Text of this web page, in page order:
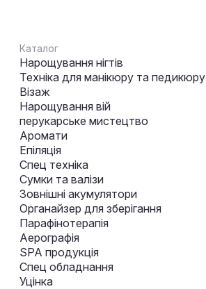
Каталог
Нарощування нігтів
Техніка для манікюру та педикюру
Візаж
Нарощування вій
перукарське мистецтво
Аромати
Епіляція
Спец техніка
Сумки та валізи
Зовнішні акумулятори
Органайзер для зберігання
Парафінотерапія
Аерографія
SPA продукція
Спец обладнання
Уцінка